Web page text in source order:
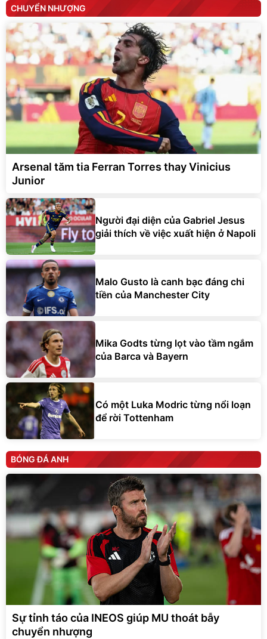
CHUYỂN NHƯỢNG
Arsenal tăm tia Ferran Torres thay Vinicius
Junior
Người đại diện của Gabriel Jesus
giải thích về việc xuất hiện ở Napoli
Malo Gusto là canh bạc đáng chi
tiền của Manchester City
Mika Godts từng lọt vào tầm ngắm
của Barca và Bayern
Có một Luka Modric từng nổi loạn
để rời Tottenham
BÓNG ĐÁ ANH
Sự tỉnh táo của INEOS giúp MU thoát bẫy
chuyển nhượng